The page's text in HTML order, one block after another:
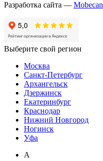
Разработка сайта — Mobecan
Выберите свой регион
Москва
Санкт-Петербург
Архангельск
Дзержинск
Екатеринбург
Краснодар
Нижний Новгород
Ногинск
Уфа
А